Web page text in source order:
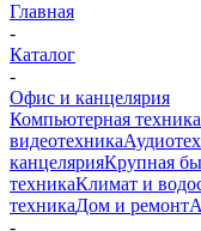
Главная
-
Каталог
-
Офис и канцелярия
Компьютерная техника
видеотехника
канцелярияКрупная
техникаКлимат и
техникаДом и ремонт
-